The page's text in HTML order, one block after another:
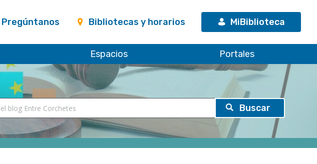
Pregúntanos Bibliotecas y horarios MiBiblioteca
Espacios Portales